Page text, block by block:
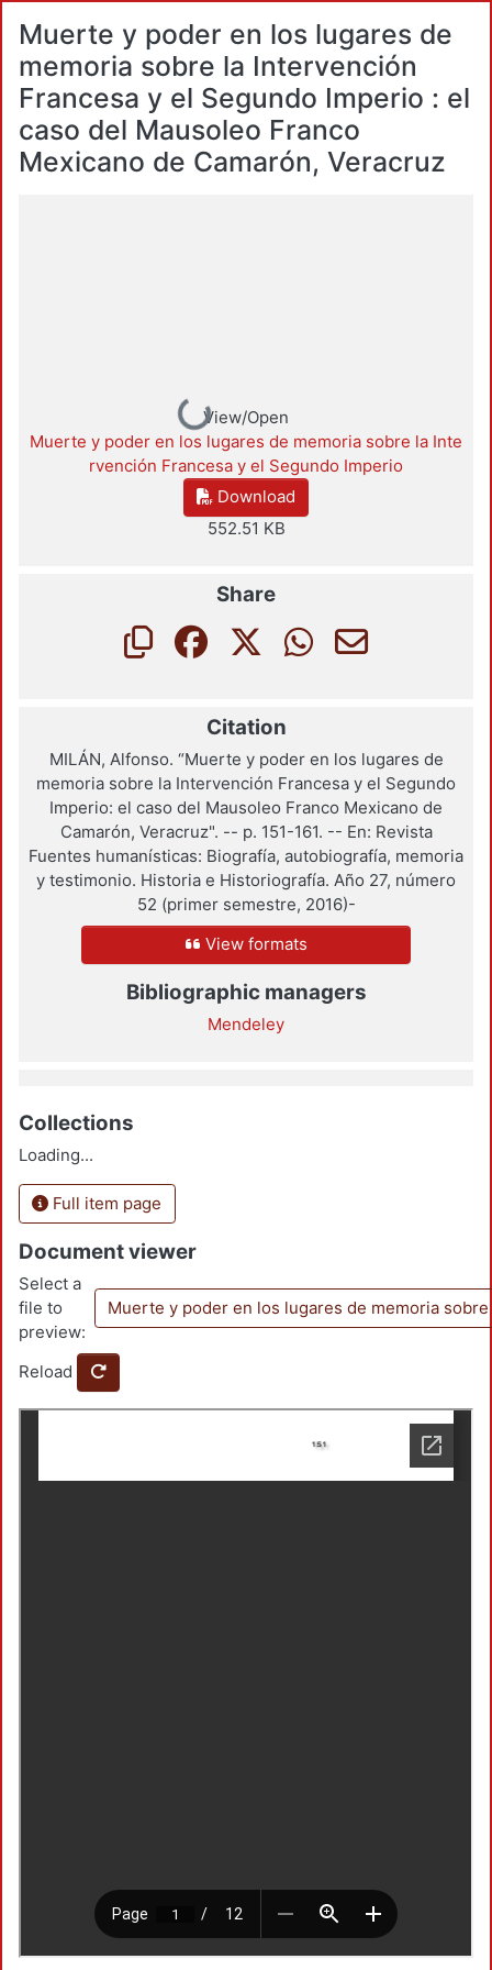
Muerte y poder en los lugares de
memoria sobre la Intervención
Francesa y el Segundo Imperio : el
caso del Mausoleo Franco
Mexicano de Camarón, Veracruz
Loading...
View/Open
Muerte y poder en los lugares de memoria sobre la Inte
rvención Francesa y el Segundo Imperio
Download
552.51 KB
Share
Citation
MILÁN, Alfonso. “Muerte y poder en los lugares de
memoria sobre la Intervención Francesa y el Segundo
Imperio: el caso del Mausoleo Franco Mexicano de
Camarón, Veracruz". -- p. 151-161. -- En: Revista
Fuentes humanísticas: Biografía, autobiografía, memoria
y testimonio. Historia e Historiografía. Año 27, número
52 (primer semestre, 2016)-
View formats
Bibliographic managers
Mendeley
Collections
Loading...
Full item page
Document viewer
Select a
file to
preview:
Muerte y poder en los lugares de memoria
Reload